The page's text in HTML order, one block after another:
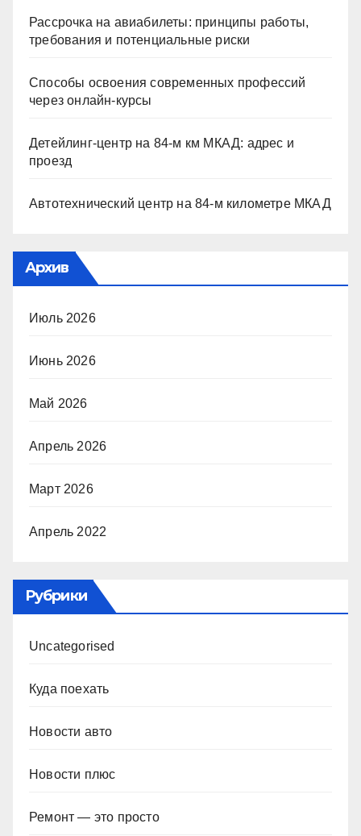
Рассрочка на авиабилеты: принципы работы,
требования и потенциальные риски
Способы освоения современных профессий
через онлайн-курсы
Детейлинг-центр на 84-м км МКАД: адрес и
проезд
Автотехнический центр на 84-м километре МКАД
Архив
Июль 2026
Июнь 2026
Май 2026
Апрель 2026
Март 2026
Апрель 2022
Рубрики
Uncategorised
Куда поехать
Новости авто
Новости плюс
Ремонт — это просто